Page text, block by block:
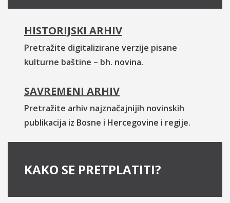
HISTORIJSKI ARHIV
Pretražite digitalizirane verzije pisane
kulturne baštine – bh. novina.
SAVREMENI ARHIV
Pretražite arhiv najznačajnijih novinskih
publikacija iz Bosne i Hercegovine i regije.
KAKO SE PRETPLATITI?